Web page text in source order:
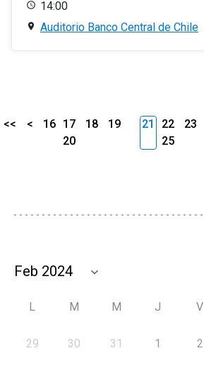
14:00
Auditorio Banco Central de Chile
<< < 16 17 18
19
20
21 22 23
25
L M M J V
29 30 31 1 2